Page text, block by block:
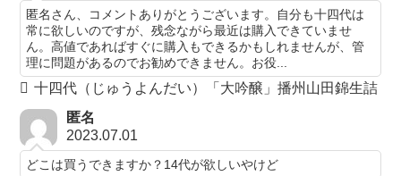
匿名さん、コメントありがとうございます。自分も十四代は
常に欲しいのですが、残念ながら最近は購入できていませ
ん。高値であればすぐに購入もできるかもしれませんが、管
理に問題があるのでお勧めできません。お役...
十四代（じゅうよんだい）「大吟醸」播州山田錦生詰
匿名
2023.07.01
どこは買うできますか？14代が欲しいやけど